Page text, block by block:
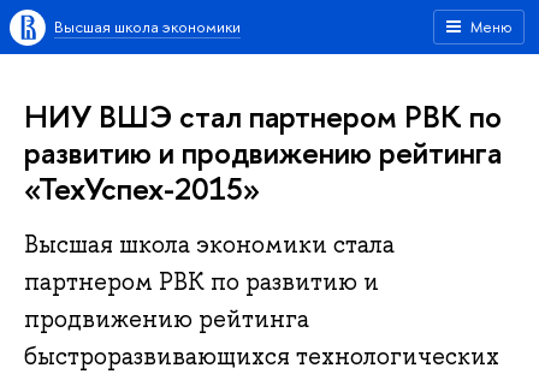
Меню
Высшая школа экономики
НИУ ВШЭ стал партнером РВК по
развитию и продвижению рейтинга
«ТехУспех-2015»
Высшая школа экономики стала
партнером РВК по развитию и
продвижению рейтинга
быстроразвивающихся технологических